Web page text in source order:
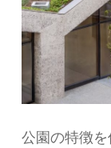
公園の特徴